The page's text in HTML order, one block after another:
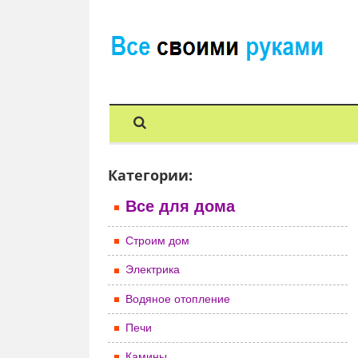
Категории:
Все для дома
Строим дом
Электрика
Водяное отопление
Печи